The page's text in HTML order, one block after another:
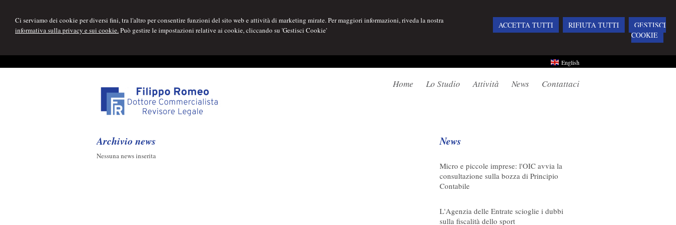
Ci serviamo dei cookie per diversi fini, tra l'altro per consentire funzioni del sito web e attività di marketing mirate. Per maggiori informazioni, riveda la nostra
informativa sulla privacy e sui cookie.Può gestire le impostazioni relative ai cookie, cliccando su 'Gestisci Cookie'
ACCETTA TUTTI RIFIUTA TUTTI
GESTISCI
COOKIE
Home Lo Studio Attività News Contattaci
English
Archivio news
Nessuna news inserita
News
Micro e piccole imprese: l'OIC avvia la
consultazione sulla bozza di Principio
Contabile
L'Agenzia delle Entrate scioglie i dubbi
sulla fiscalità dello sport